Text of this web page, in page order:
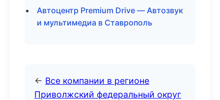
Автоцентр Premium Drive — Автозвук
и мультимедиа в Ставрополь
← Все компании в регионе
Приволжский федеральный округ